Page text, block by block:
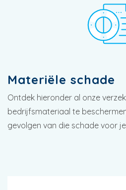
Materiële schade
Ontdek hieronder al onze
bedrijfsmateriaal te
gevolgen van die schade voor